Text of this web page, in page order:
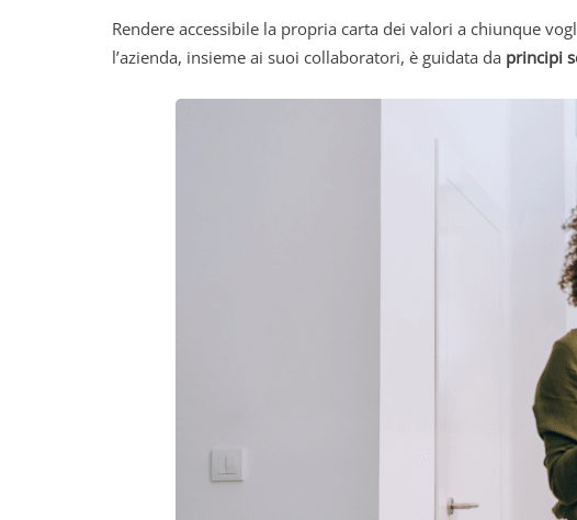
Rendere accessibile la propria carta dei valori a chiunque
l’azienda, insieme ai suoi collaboratori, è guidata da principi